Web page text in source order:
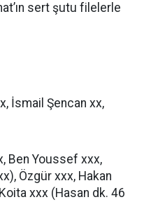
sert şutu filelerle
İsmail Şencan xx,
Ben Youssef xxx,
Özgür xxx, Hakan
xxx (Hasan dk. 46